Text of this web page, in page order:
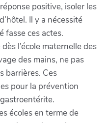
positive, isoler les
Il y a nécessité
fasse ces actes.
l’école maternelle des
des mains, ne pas
barrières. Ces
pour la prévention
écoles en terme de